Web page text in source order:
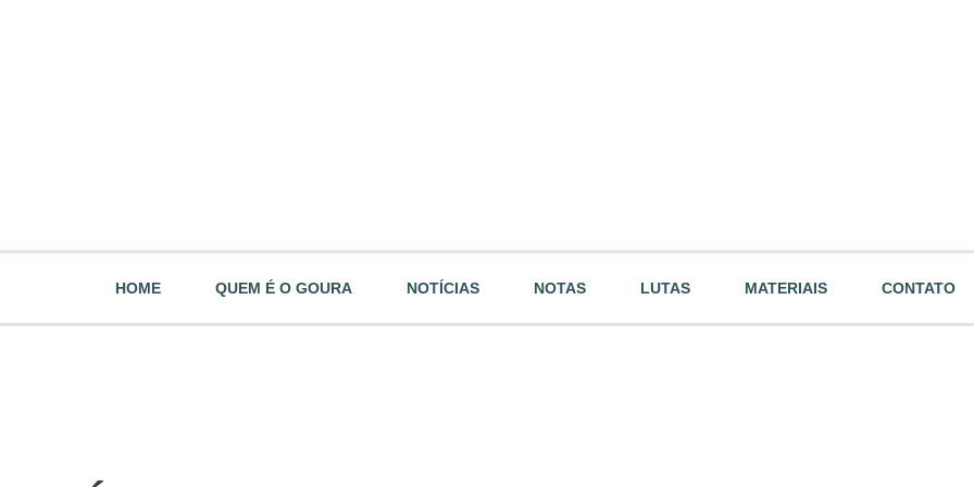
HOME QUEM É O GOURA NOTÍCIAS NOTAS LUTAS MATERIAIS CONTATO